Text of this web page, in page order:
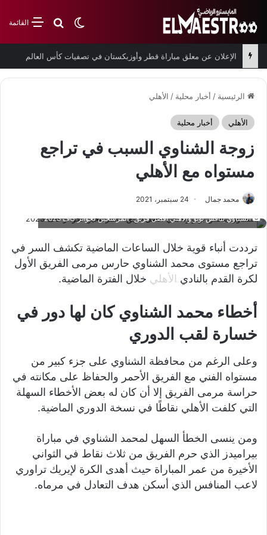
القائمةبحث عن
الوضع المظلم
الإعلان عن معلق مباراة قطر وأوزبكستان في تصفيات كأس العالم
الرئيسية / أخبار محلية / الأهلي
الأهلي أخبار محلية
زوجة الشناوي السبب في تراجع
مستواه مع الأهلي
محمد جمال 24 سبتمبر، 2021
الشناوي ينافس بونو والأهلي أفضل فريق.. المرشحين لجوائز كاف 2023
ترددت أنباء قوية خلال الساعات الماضية تكشف السر في
تراجع مستوى محمد الشناوي حارس مرمى الفريق الأول
لكرة القدم بالنادي الأهلي خلال الفترة الماضية.
أخطاء محمد الشناوي كان لها دور في
خسارة لقب الدوري
وعلى الرغم من محافظة الشناوي على جزء كبير من
مستواه الفني مع الفريق الأحمر والحفاظ على مكانته في
حراسة مرمى الفريق إلا أن كان له بعض الأخطاء السهلة
التي كلفت الأهلي نقاطًا في نسخة الدوري الماضية.
ومن ينسى الخطأ السهل لمحمد الشناوي في مباراة
بيراميدز الذي حرم الفريق من ثلاث نقاط في الثواني
الأخيرة من عمر المباراة حيث أهدى الكرة لإيريك تراوري
لاعب المنافس الذي أسكن هدف التعادل في مرماه.